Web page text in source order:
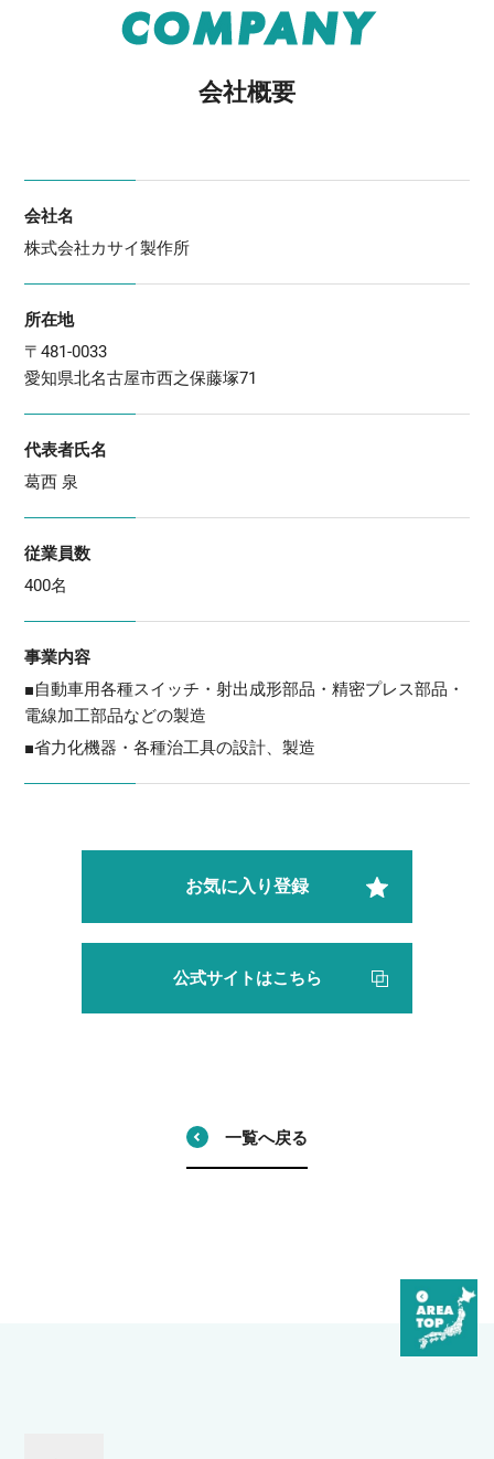
COMPANY
会社概要
会社名
株式会社カサイ製作所
所在地
〒481-0033
愛知県北名古屋市西之保藤塚71
代表者氏名
葛西 泉
従業員数
400名
事業内容
■自動車用各種スイッチ・射出成形部品・精密プレス部品・
電線加工部品などの製造
■省力化機器・各種治工具の設計、製造
お気に入り登録
公式サイトはこちら
一覧へ戻る